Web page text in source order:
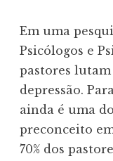
Em uma
Psicólogos e
pastores
depressão.
ainda é uma
preconceito
70% dos